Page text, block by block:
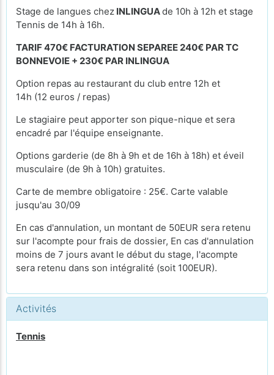
Stage de langues chez INLINGUAde 10h à 12h et stage
Tennis de 14h à 16h.
TARIF 470€ FACTURATION SEPAREE 240€ PAR TC
BONNEVOIE + 230€ PAR INLINGUA
Option repas au restaurant du club entre 12h et
14h (12 euros / repas)
Le stagiaire peut apporter son pique-nique et sera
encadré par l'équipe enseignante.
Options garderie (de 8h à 9h et de 16h à 18h) et éveil
musculaire (de 9h à 10h) gratuites.
Carte de membre obligatoire : 25€. Carte valable
jusqu'au 30/09
En cas d'annulation, un montant de 50EUR sera retenu
sur l'acompte pour frais de dossier, En cas d'annulation
moins de 7 jours avant le début du stage, l'acompte
sera retenu dans son intégralité (soit 100EUR).
Activités
Tennis